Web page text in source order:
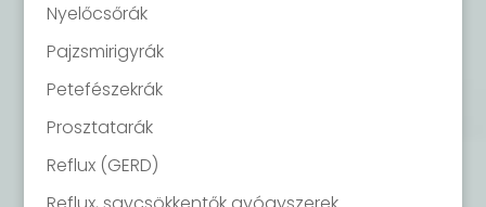
Nyelőcsőrák
Pajzsmirigyrák
Petefészekrák
Prosztatarák
Reflux (GERD)